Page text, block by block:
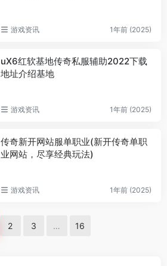
游戏资讯 1年前 (2025)
uX6红软基地传奇私服辅助2022下载
地址介绍基地
游戏资讯 1年前 (2025)
传奇新开网站服单职业(新开传奇单职
业网站，尽享经典玩法)
游戏资讯 1年前 (2025)
2 3 … 16